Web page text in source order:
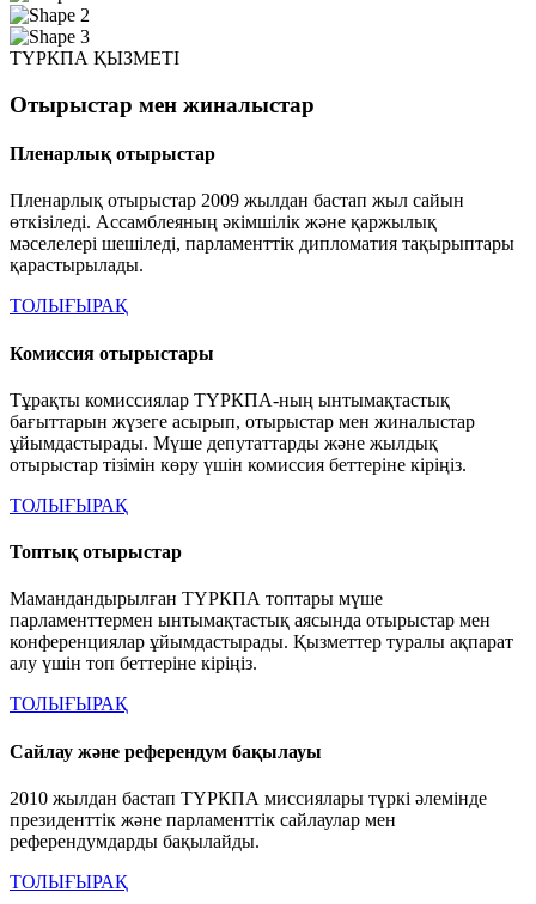
ТҮРКПА ҚЫЗМЕТІ
Отырыстар мен жиналыстар
Пленарлық отырыстар
Пленарлық отырыстар 2009 жылдан бастап жыл сайын
өткізіледі. Ассамблеяның әкімшілік және қаржылық
мәселелері шешіледі, парламенттік дипломатия тақырыптары
қарастырылады.
ТОЛЫҒЫРАҚ
Комиссия отырыстары
Тұрақты комиссиялар ТҮРКПА-ның ынтымақтастық
бағыттарын жүзеге асырып, отырыстар мен жиналыстар
ұйымдастырады. Мүше депутаттарды және жылдық
отырыстар тізімін көру үшін комиссия беттеріне кіріңіз.
ТОЛЫҒЫРАҚ
Топтық отырыстар
Мамандандырылған ТҮРКПА топтары мүше
парламенттермен ынтымақтастық аясында отырыстар мен
конференциялар ұйымдастырады. Қызметтер туралы ақпарат
алу үшін топ беттеріне кіріңіз.
ТОЛЫҒЫРАҚ
Сайлау және референдум бақылауы
2010 жылдан бастап ТҮРКПА миссиялары түркі әлемінде
президенттік және парламенттік сайлаулар мен
референдумдарды бақылайды.
ТОЛЫҒЫРАҚ